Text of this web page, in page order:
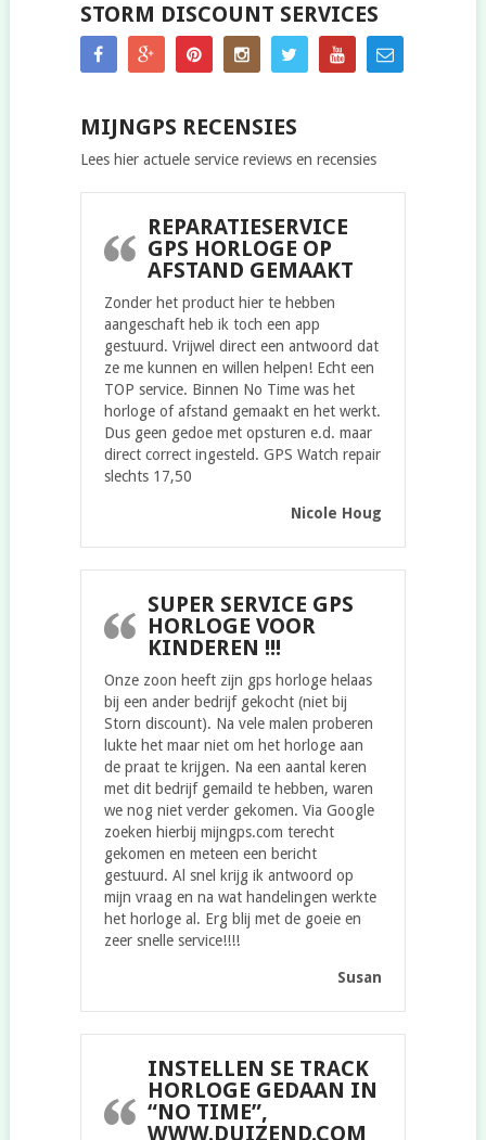
STORM DISCOUNT SERVICES
MIJNGPS RECENSIES
Lees hier actuele service reviews en recensies
REPARATIESERVICE
GPS HORLOGE OP
AFSTAND GEMAAKT
Zonder het product hier te hebben
aangeschaft heb ik toch een app
gestuurd. Vrijwel direct een antwoord dat
ze me kunnen en willen helpen! Echt een
TOP service. Binnen No Time was het
horloge of afstand gemaakt en het werkt.
Dus geen gedoe met opsturen e.d. maar
direct correct ingesteld. GPS Watch repair
slechts 17,50
Nicole Houg
SUPER SERVICE GPS
HORLOGE VOOR
KINDEREN !!!
Onze zoon heeft zijn gps horloge helaas
bij een ander bedrijf gekocht (niet bij
Storn discount). Na vele malen proberen
lukte het maar niet om het horloge aan
de praat te krijgen. Na een aantal keren
met dit bedrijf gemaild te hebben, waren
we nog niet verder gekomen. Via Google
zoeken hierbij mijngps.com terecht
gekomen en meteen een bericht
gestuurd. Al snel krijg ik antwoord op
mijn vraag en na wat handelingen werkte
het horloge al. Erg blij met de goeie en
zeer snelle service!!!!
Susan
INSTELLEN SE TRACK
HORLOGE GEDAAN IN
“NO TIME”,
WWW.DUIZEND.COM